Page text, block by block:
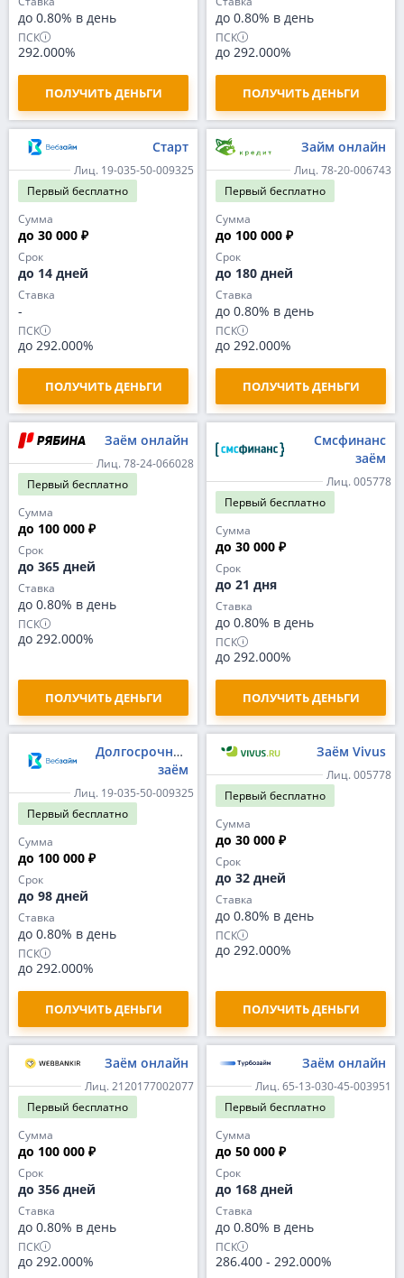
до 0.80% в день
ПСК
292.000%
ПОЛУЧИТЬ ДЕНЬГИ
до 0.80% в день
ПСК
до 292.000%
ПОЛУЧИТЬ ДЕНЬГИ
Старт
Лиц. 19-035-50-009325
Первый бесплатно
Сумма
до 30 000 ₽
Срок
до 14 дней
Ставка
-
ПСК
до 292.000%
ПОЛУЧИТЬ ДЕНЬГИ
Займ онлайн
Лиц. 78-20-006743
Первый бесплатно
Сумма
до 100 000 ₽
Срок
до 180 дней
Ставка
до 0.80% в день
ПСК
до 292.000%
ПОЛУЧИТЬ ДЕНЬГИ
Заём онлайн
Лиц. 78-24-066028
Первый бесплатно
Сумма
до 100 000 ₽
Срок
до 365 дней
Ставка
до 0.80% в день
ПСК
до 292.000%
ПОЛУЧИТЬ ДЕНЬГИ
Смсфинанс
заём
Лиц. 005778
Первый бесплатно
Сумма
до 30 000 ₽
Срок
до 21 дня
Ставка
до 0.80% в день
ПСК
до 292.000%
ПОЛУЧИТЬ ДЕНЬГИ
Долгосрочный
заём
Лиц. 19-035-50-009325
Первый бесплатно
Сумма
до 100 000 ₽
Срок
до 98 дней
Ставка
до 0.80% в день
ПСК
до 292.000%
ПОЛУЧИТЬ ДЕНЬГИ
Заём Vivus
Лиц. 005778
Первый бесплатно
Сумма
до 30 000 ₽
Срок
до 32 дней
Ставка
до 0.80% в день
ПСК
до 292.000%
ПОЛУЧИТЬ ДЕНЬГИ
Заём онлайн
Лиц. 2120177002077
Первый бесплатно
Сумма
до 100 000 ₽
Срок
до 356 дней
Ставка
до 0.80% в день
ПСК
до 292.000%
Заём онлайн
Лиц. 65-13-030-45-003951
Первый бесплатно
Сумма
до 50 000 ₽
Срок
до 168 дней
Ставка
до 0.80% в день
ПСК
286.400 - 292.000%